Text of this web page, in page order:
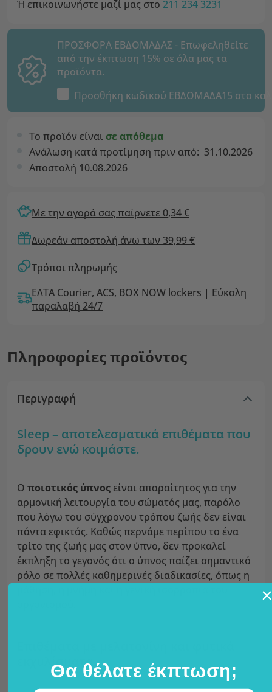
Ή επικοινωνήστε μαζί μας στο 211 234 3231
ΠΡΟΣΦΟΡΑ ΕΒΔΟΜΑΔΑΣ - Επωφεληθείτε
από την έκπτωση 15% σε όλα μας τα
προϊόντα.
Προσθήκη κωδικού ΕΒΔΟΜΑΔΑ15 στο
Το προϊόν είναι σε απόθεμα
Ανάλωση κατά προτίμηση πριν από: 31.10.2026
Αποστολή 10.08.2026
Με την αγορά σας παίρνετε 0,34 €
Δωρεάν αποστολή άνω των 39,99 €
Τρόποι πληρωμής
ΕΛΤΑ Courier, ACS, BOX NOW lockers | Εύκολη
παραλαβή 24/7
Πληροφορίες προϊόντος
Περιγραφή
Sleep – αποτελεσματικά επιθέματα που
δρουν ενώ κοιμάστε.
Ο ποιοτικός ύπνος είναι απαραίτητος για την
αρμονική λειτουργία του σώματός μας, παρόλο
που λόγω του σύγχρονου τρόπου ζωής δεν είναι
πάντα εφικτός. Καθώς περνάμε περίπου το ένα
τρίτο της ζωής μας στον ύπνο, δεν προκαλεί
έκπληξη το γεγονός ότι ο ύπνος παίζει σημαντικό
ρόλο σε πολλές καθημερινές διαδικασίες, όπως η
εκχυλίσματα.
Θα θέλατε έκπτωση;